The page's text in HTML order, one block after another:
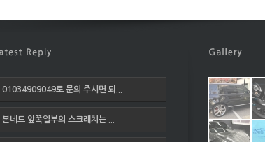
01034909049로 문의 주시면 되...
본네트 앞쪽일부의 스크래치는 ...